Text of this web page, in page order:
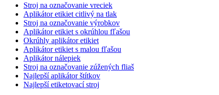
Stroj na označovanie vreciek
Aplikátor etikiet citlivý na tlak
Stroj na označovanie výrobkov
Aplikátor etikiet s okrúhlou fľašou
Okrúhly aplikátor etikiet
Aplikátor etikiet s malou fľašou
Aplikátor nálepiek
Stroj na označovanie zúžených fliaš
Najlepší aplikátor štítkov
Najlepší etiketovací stroj